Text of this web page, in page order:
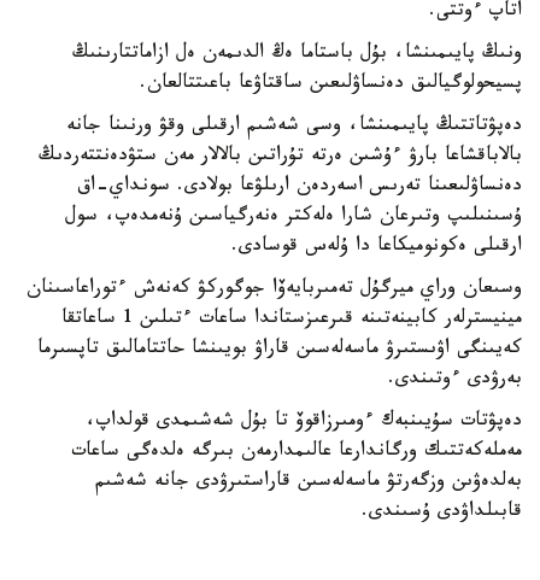
اتاپ ءوتتى.
ونىڭ پايىمىنشا، بۇل باستاما ەڭ الدىمەن ەل ازاماتتارىنىڭ
پسيحولوگيالىق دەنساۋلىعىن ساقتاۋعا باعىتتالعان.
دەپۋتاتتىڭ پايىمىنشا، وسى شەشىم ارقىلى وقۋ ورنىنا جانە
بالاباقشاعا بارۋ ءۇشىن ەرتە تۇراتىن بالالار مەن ستۋدەنتتەردىڭ
دەنساۋلىعىنا تەرىس اسەردەن ارىلۋعا بولادى. سونداي-اق
ۇسىنىلىپ وتىرعان شارا ەلەكتر ەنەرگياسىن ۇنەمدەپ، سول
ارقىلى ەكونوميكاعا دا ۇلەس قوسادى.
وسىعان وراي ميرگۇل تەمىربايەۆا جوگوركۋ كەنەش ءتوراعاسىنان
مينيسترلەر كابينەتىنە قىرعىزستاندا ساعات ءتىلىن 1 ساعاتقا
كەيىنگى اۋىستىرۋ ماسەلەسىن قاراۋ بويىنشا حاتتامالىق تاپسىرما
بەرۋدى ءوتىندى.
دەپۋتات سۇيىنبەك ءومىرزاقوۆ تا بۇل شەشىمدى قولداپ،
مەملەكەتتىك ورگاندارعا عالىمدارمەن بىرگە ەلدەگى ساعات
بەلدەۋىن وزگەرتۋ ماسەلەسىن قاراستىرۋدى جانە شەشىم
قابىلداۋدى ۇسىندى.